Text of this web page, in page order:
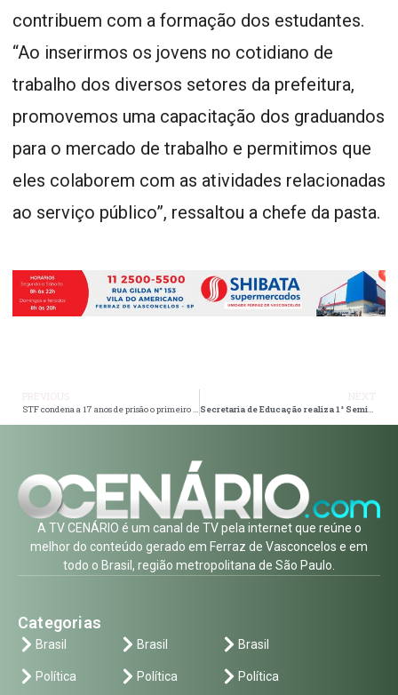
contribuem com a formação dos estudantes.
“Ao inserirmos os jovens no cotidiano de
trabalho dos diversos setores da prefeitura,
promovemos uma capacitação dos graduandos
para o mercado de trabalho e permitimos que
eles colaborem com as atividades relacionadas
ao serviço público”, ressaltou a chefe da pasta.
STF condena a 17 anos de prisão o primeiro réu dos atos golpistas Secretaria de Educação realiza 1° Seminário Antirracista
A TV CENÁRIO é um canal de TV pela internet que reúne o
melhor do conteúdo gerado em Ferraz de Vasconcelos e em
todo o Brasil, região metropolitana de São Paulo.
Categorias
Brasil
Política
Brasil
Política
Brasil
Política